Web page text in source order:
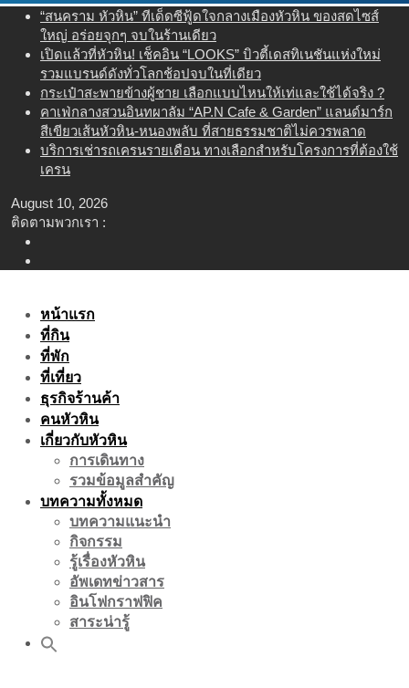
content
“สนคราม หัวหิน” ทีเด็ดซีฟู้ดใจกลางเมืองหัวหิน ของสดไซส์
ใหญ่ อร่อยจุกๆ จบในร้านเดียว
เปิดแล้วที่หัวหิน! เช็คอิน “LOOKS” บิวตี้เดสทิเนชันแห่งใหม่
รวมแบรนด์ดังทั่วโลกช้อปจบในที่เดียว
กระเป๋าสะพายข้างผู้ชาย เลือกแบบไหนให้เท่และใช้ได้จริง ?
คาเฟ่กลางสวนอินทผาลัม “AP.N Cafe & Garden” แลนด์มาร์ก
สีเขียวเส้นหัวหิน-หนองพลับ ที่สายธรรมชาติไม่ควรพลาด
บริการเช่ารถเครนรายเดือน ทางเลือกสำหรับโครงการที่ต้องใช้
เครน
August 10, 2026
ติดตามพวกเรา :
หน้าแรก
ที่กิน
ที่พัก
ที่เที่ยว
ธุรกิจร้านค้า
คนหัวหิน
เกี่ยวกับหัวหิน
การเดินทาง
รวมข้อมูลสำคัญ
บทความทั้งหมด
บทความแนะนำ
กิจกรรม
รู้เรื่องหัวหิน
อัพเดทข่าวสาร
อินโฟกราฟฟิค
สาระน่ารู้